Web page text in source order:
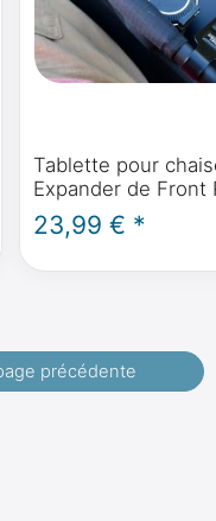
Tablette pour
Expander de Front
encoche pour
23,99 € *
précédente